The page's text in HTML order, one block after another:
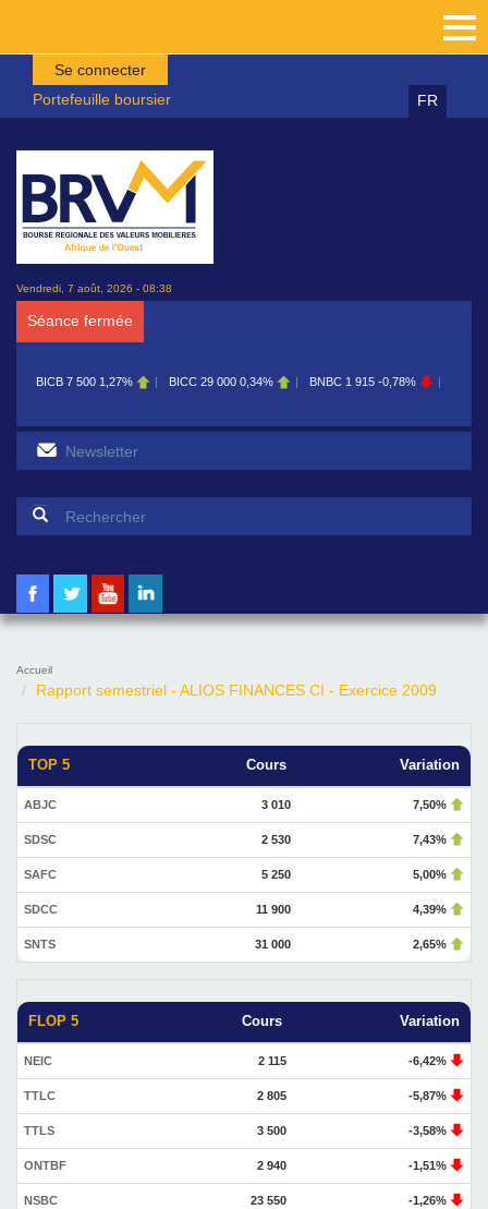
Aller au contenu principal
Se connecter
Portefeuille boursier
FR
Vendredi, 7 août, 2026 - 08:38
Séance fermée
BICB 7 500 1,27% BICC 29 000 0,34% BNBC 1 915 -0,78%
Formulaire de recherche
Accueil
Rapport semestriel - ALIOS FINANCES CI - Exercice 2009
TOP 5 Cours Variation
ABJC 3 010 7,50%
SDSC 2 530 7,43%
SAFC 5 250 5,00%
SDCC 11 900 4,39%
SNTS 31 000 2,65%
FLOP 5 Cours Variation
NEIC 2 115 -6,42%
TTLC 2 805 -5,87%
TTLS 3 500 -3,58%
ONTBF 2 940 -1,51%
NSBC 23 550 -1,26%